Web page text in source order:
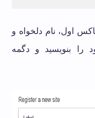
اول، نام دلخواه و
را بنویسید و دگمه